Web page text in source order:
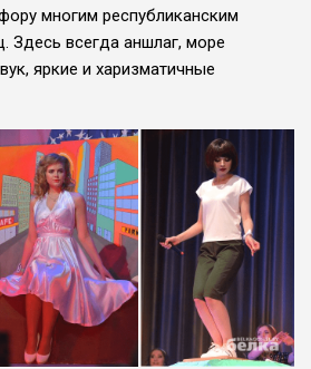
многим республиканским
Здесь всегда аншлаг, море
яркие и харизматичные